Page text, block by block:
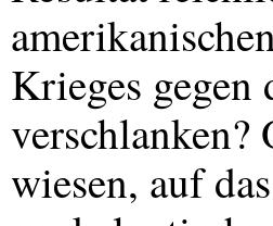
Krieges gegen
verschlanken?
wiesen, auf